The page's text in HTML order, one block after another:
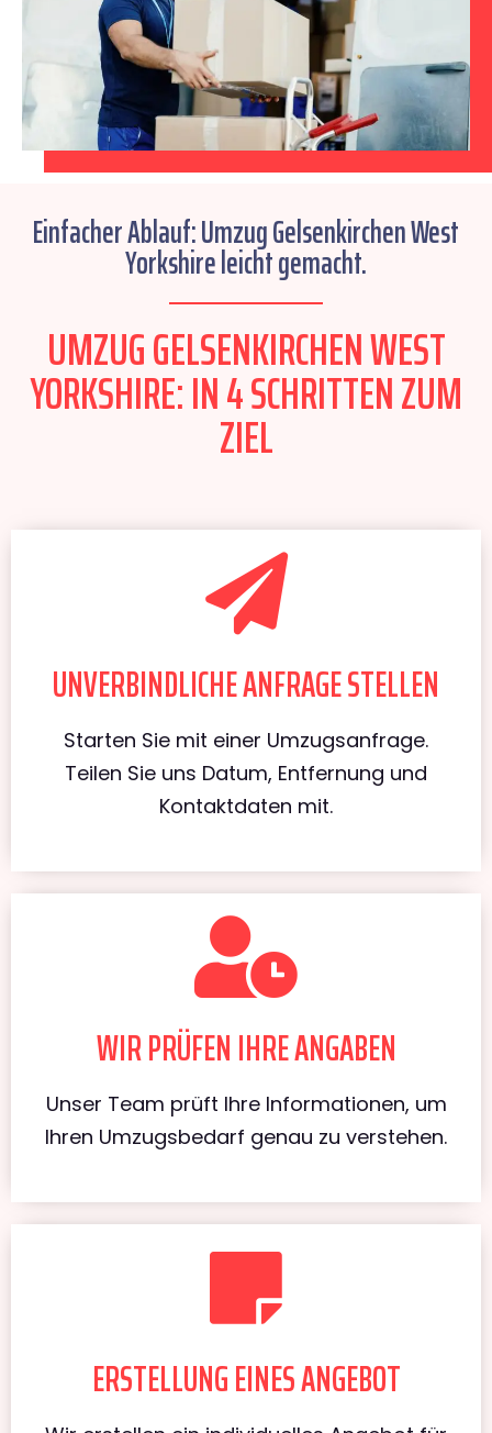
Einfacher Ablauf: Umzug Gelsenkirchen West
Yorkshire leicht gemacht.
UMZUG GELSENKIRCHEN WEST
YORKSHIRE: IN 4 SCHRITTEN ZUM
ZIEL
UNVERBINDLICHE ANFRAGE STELLEN
Starten Sie mit einer Umzugsanfrage.
Teilen Sie uns Datum, Entfernung und
Kontaktdaten mit.
WIR PRÜFEN IHRE ANGABEN
Unser Team prüft Ihre Informationen, um
Ihren Umzugsbedarf genau zu verstehen.
ERSTELLUNG EINES ANGEBOT